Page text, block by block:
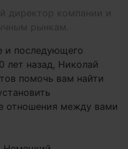
директор компании и
рынкам.
и последующего
лет назад, Николай
помочь вам найти
отношения между вами